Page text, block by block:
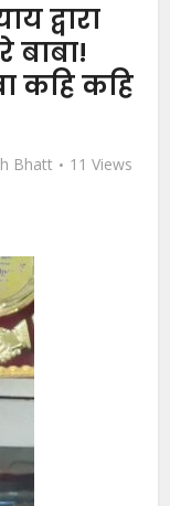
द्वारा
बाबा!
कहि कहि
Bhatt 11 Views